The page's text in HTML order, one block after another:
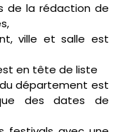
de la rédaction de
ville et salle est
en tête de liste
département est
des dates de